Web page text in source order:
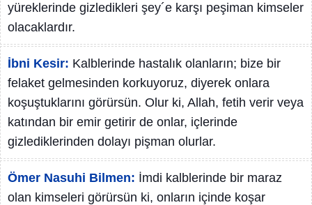
yüreklerinde gizledikleri şey´e karşı peşiman kimseler
olacaklardır.
İbni Kesir: Kalblerinde hastalık olanların; bize bir
felaket gelmesinden korkuyoruz, diyerek onlara
koşuştuklarını görürsün. Olur ki, Allah, fetih verir veya
katından bir emir getirir de onlar, içlerinde
gizlediklerinden dolayı pişman olurlar.
Ömer Nasuhi Bilmen: İmdi kalblerinde bir maraz
olan kimseleri görürsün ki, onların içinde koşar